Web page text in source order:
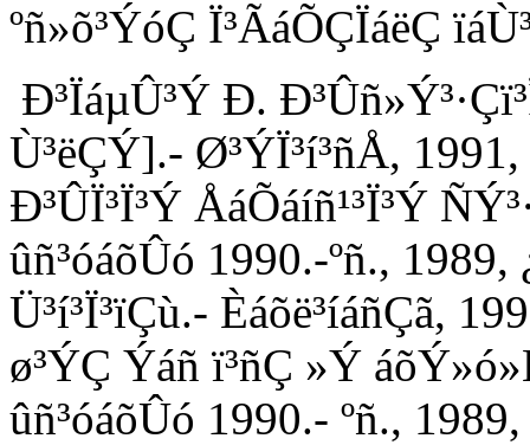
ºñ»õ³ÝóÇ Ï³ÃáÕÇÏáëÇ
Ð³ÏáµÛ³Ý Ð.
Ù³ëÇÝ].- Ø³ÝÏ³í³ñÅ,
Ð³ÛÏ³Ï³Ý ÅáÕáíñ¹³Ï³Ý
ûñ³óáõÛó 1990.-ºñ., 1989,
Ü³í³Ï³ïÇù.- Èáõë³íáñÇã,
ø³ÝÇ Ýáñ ï³ñÇ »Ý
ûñ³óáõÛó 1990.- ºñ.,